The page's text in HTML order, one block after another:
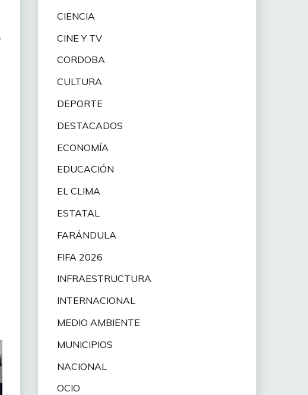
CIENCIA
CINE Y TV
CORDOBA
CULTURA
DEPORTE
DESTACADOS
ECONOMÍA
EDUCACIÓN
EL CLIMA
ESTATAL
FARÁNDULA
FIFA 2026
INFRAESTRUCTURA
INTERNACIONAL
MEDIO AMBIENTE
MUNICIPIOS
NACIONAL
OCIO